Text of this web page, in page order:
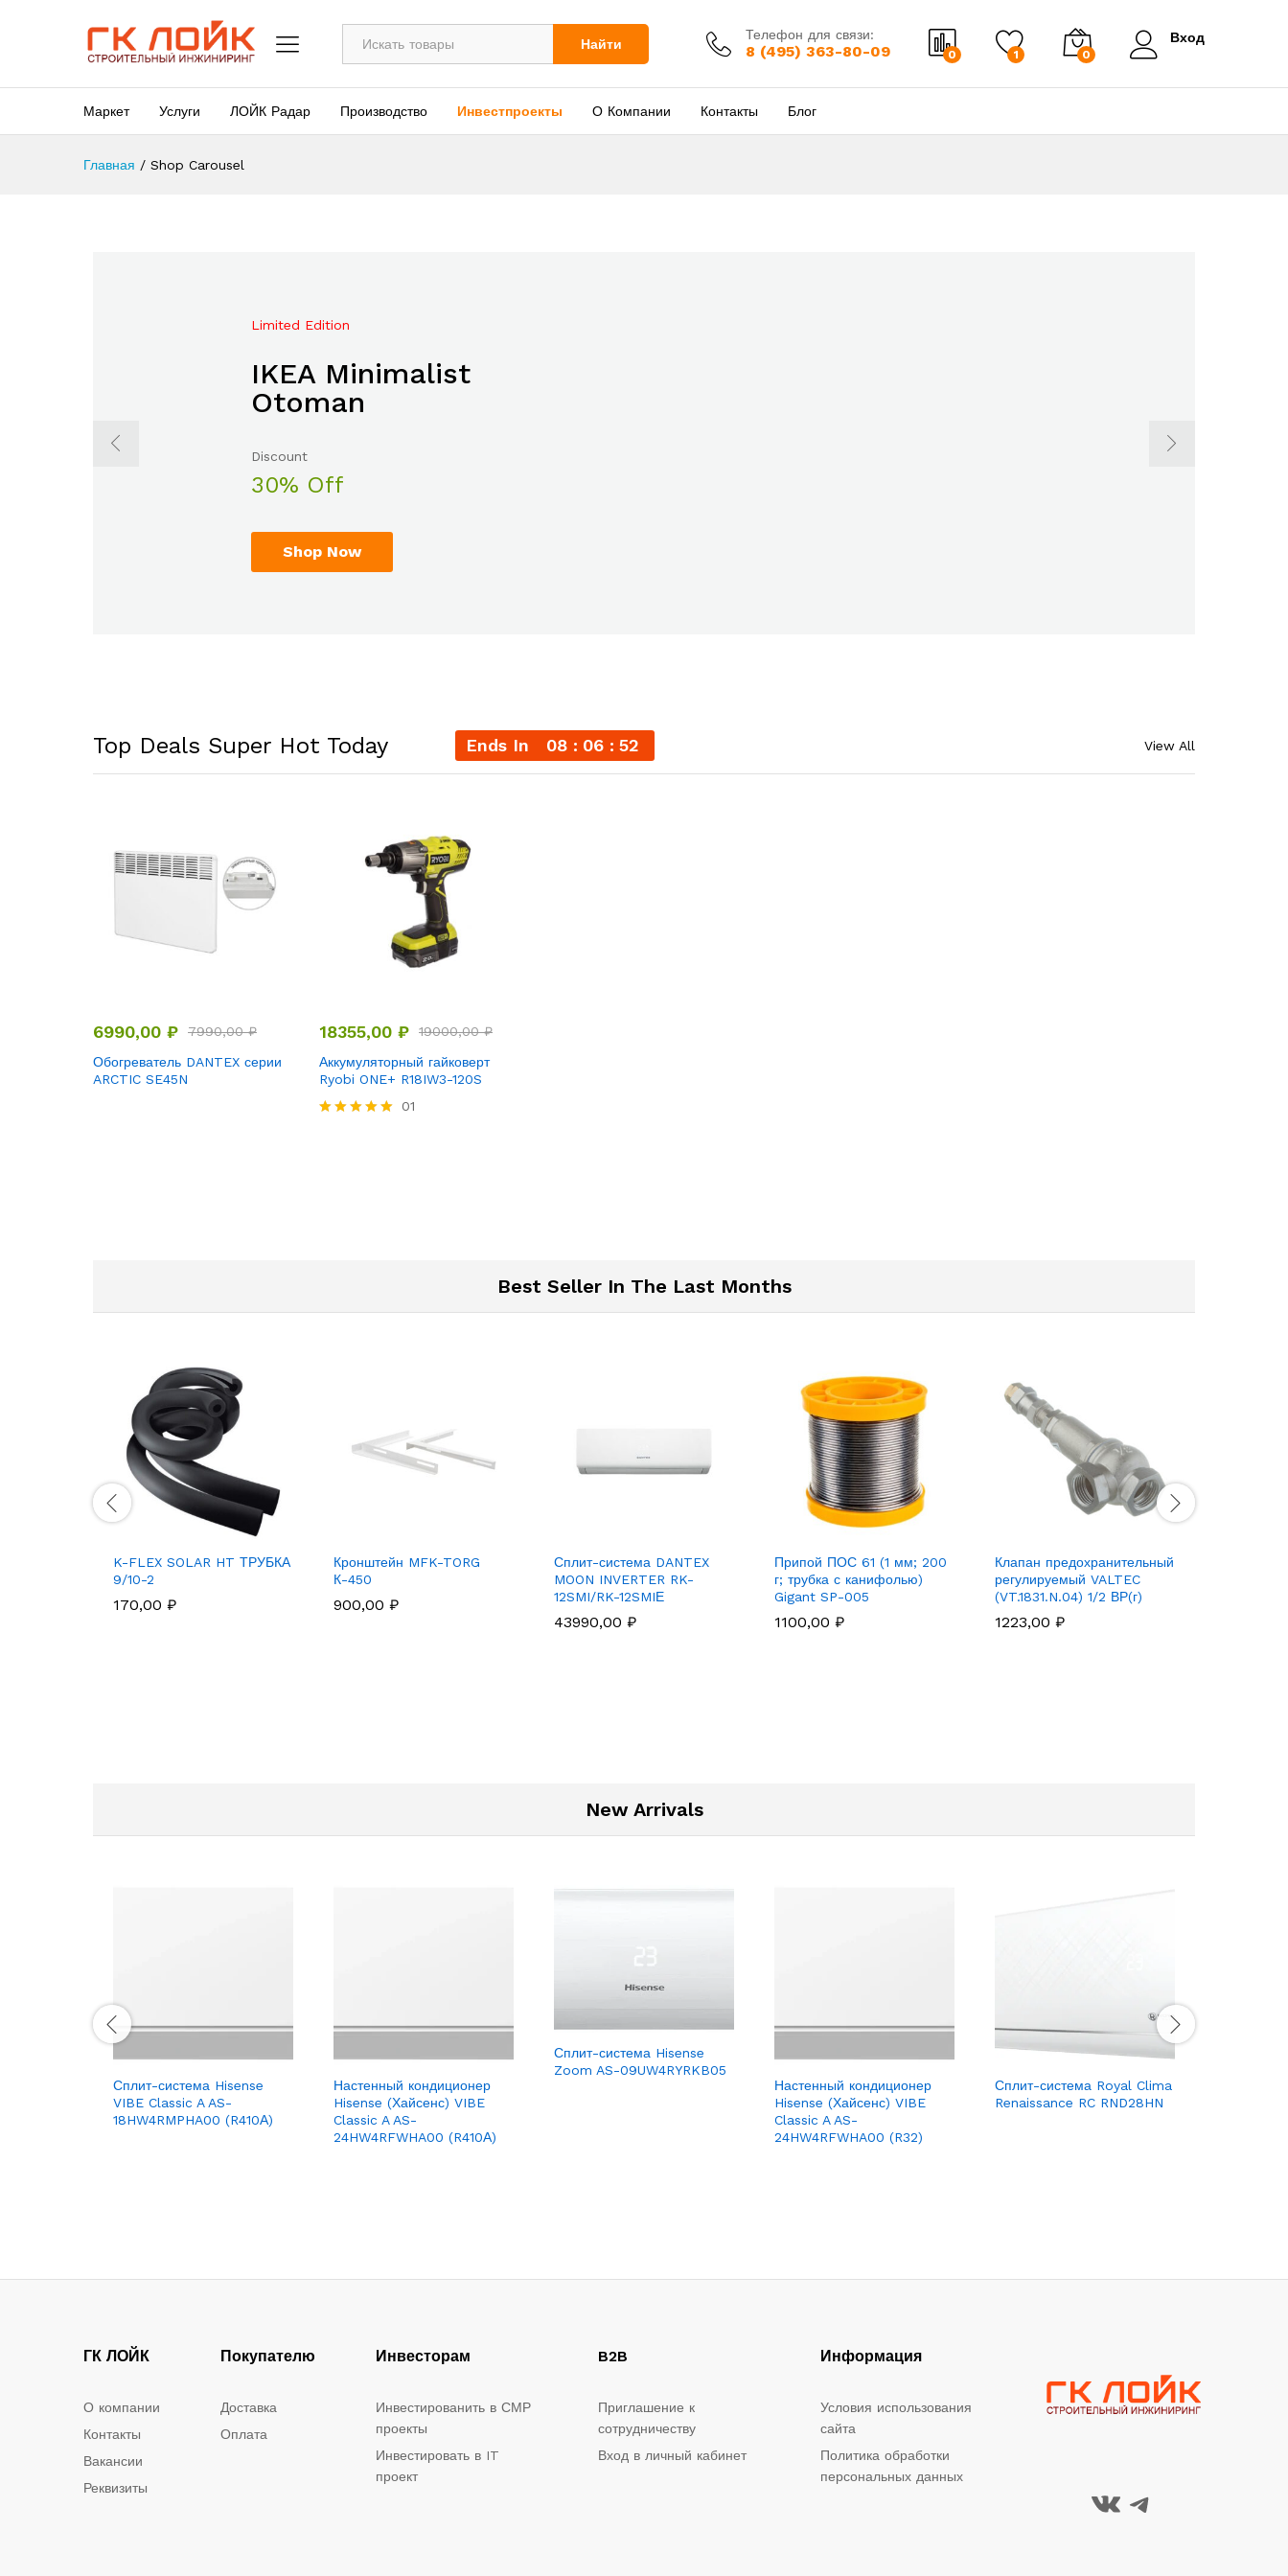
Все Найти
Телефон для связи:
8 (495) 363-80-09 0 1 0
Вход
Маркет Услуги ЛОЙК Радар Производство Инвестпроекты О Компании Контакты Блог
Главная / Shop Carousel
Limited Edition
IKEA Minimalist
Otoman
Discount
30% Off
Shop Now
Mega Sale Nov 2017
Double Combo With
The Body Shop
Sale up to
50% Off
Shop Now
Top Deals Super Hot Today Ends In 08 06 51 View All
6990,00 ₽ 7990,00₽
Обогреватель DANTEX серии
ARCTIC SE45N
18355,00 ₽ 19000,00₽
Аккумуляторный гайковерт
Ryobi ONE+ R18IW3-120S
01
Best Seller In The Last Months
K-FLEX SOLAR HT ТРУБКА
9/10-2
170,00 ₽
Кронштейн MFK-TORG
К-450
900,00 ₽
Сплит-система DANTEX
MOON INVERTER RK-
12SMI/RK-12SMIЕ
43990,00 ₽
Припой ПОС 61 (1 мм; 200
г; трубка с канифолью)
Gigant SP-005
1100,00 ₽
Клапан предохранительный
регулируемый VALTEC
(VT.1831.N.04) 1/2 ВР(г)
1223,00 ₽
New Arrivals
Сплит-система Hisense
VIBE Classic A AS-
18HW4RMPHA00 (R410А)
Настенный кондиционер
Hisense (Хайсенс) VIBE
Classic A AS-
24HW4RFWHA00 (R410А)
Сплит-система Hisense
Zoom AS-09UW4RYRKB05
Настенный кондиционер
Hisense (Хайсенс) VIBE
Classic A AS-
24HW4RFWHA00 (R32)
Сплит-система Royal Clima
Renaissance RC RND28HN
ГК ЛОЙК
О компании
Контакты
Вакансии
Реквизиты
Покупателю
Доставка
Оплата
Инвесторам
Инвестированить в СМР
проекты
Инвестировать в IT
проект
B2B
Приглашение к
сотрудничеству
Вход в личный кабинет
Информация
Условия использования
сайта
Политика обработки
персональных данных